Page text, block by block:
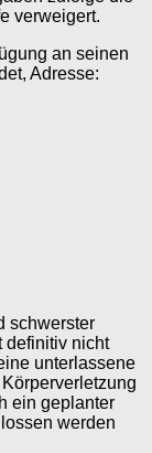
verweigert.
an seinen
Adresse:
schwerster
definitiv nicht
unterlassene
ein geplanter
werden